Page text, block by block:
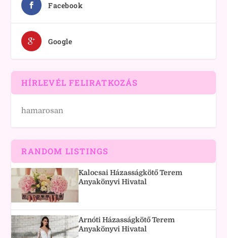
Facebook
Google
HÍRLEVÉL FELIRATKOZÁS
hamarosan
RANDOM LISTINGS
Kalocsai Házasságkötő Terem
Anyakönyvi Hivatal
Arnóti Házasságkötő Terem
Anyakönyvi Hivatal